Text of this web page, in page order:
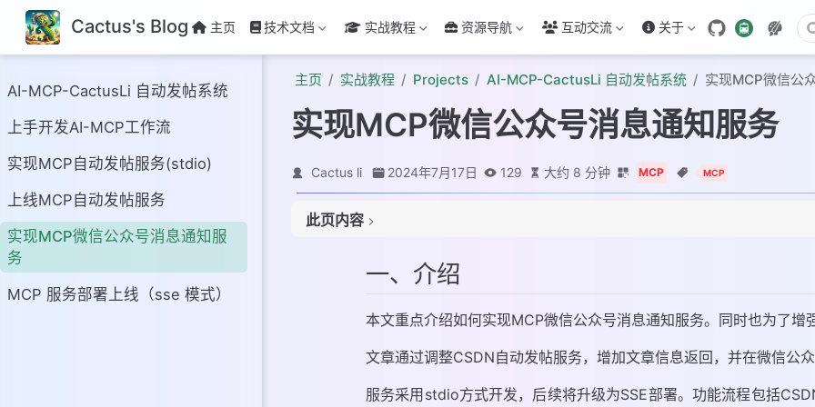
Cactus's Blog 主页 技术文档 实战教程 资源导航 互动交流 关于
AI-MCP-CactusLi 自动发帖系统
上手开发AI-MCP工作流
实现MCP自动发帖服务(stdio)
上线MCP自动发帖服务
实现MCP微信公众号消息通知服
务
MCP 服务部署上线（sse 模式）
主页 实战教程 Projects AI-MCP-CactusLi 自动发帖系统 实现MCP微信公
实现MCP微信公众号消息通知服务
Cactus li 2024年7月17日 129 大约 8 分钟 MCP MCP
此页内容
一、介绍
三、服务实现
1. MCP CSDN 调整
2.MCP 微信公众号服务实现
四、服务调用
2. 服务配置
一、介绍
本文重点介绍如何实现MCP微信公众号消息通知服务。同时也为了增
文章通过调整CSDN自动发帖服务，增加文章信息返回，并在微信公
服务采用stdio方式开发，后续将升级为SSE部署。功能流程包括